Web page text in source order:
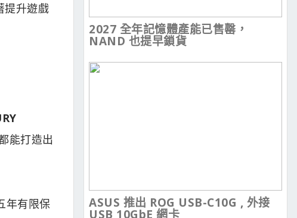
提升遊戲
能打造出
年有限保
2027 全年記憶體產能已售罄，
NAND 也提早鎖貨
ASUS 推出 ROG USB-C10G , 外接
USB 10GbE 網卡